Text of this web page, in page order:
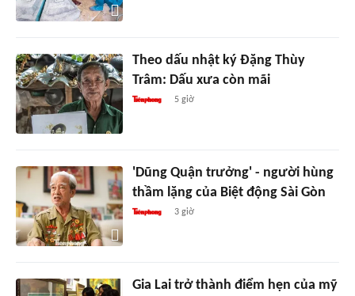
Theo dấu nhật ký Đặng Thùy
Trâm: Dấu xưa còn mãi
5 giờ
'Dũng Quận trưởng' - người hùng
thầm lặng của Biệt động Sài Gòn
3 giờ
Gia Lai trở thành điểm hẹn của mỹ